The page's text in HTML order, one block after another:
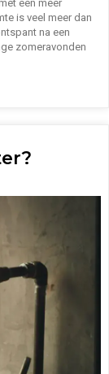
een meer
is veel meer dan
na een
zomeravonden